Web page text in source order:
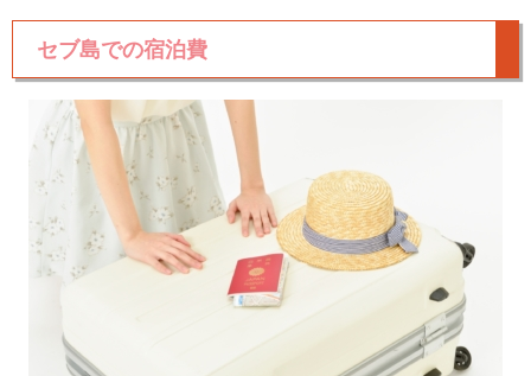
セブ島での宿泊費